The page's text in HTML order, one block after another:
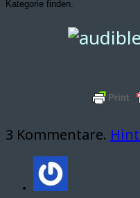
Kategorie finden.
3 Kommentare.